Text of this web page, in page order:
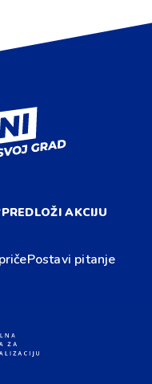
PREDLOŽI AKCIJU
Postavi pitanje